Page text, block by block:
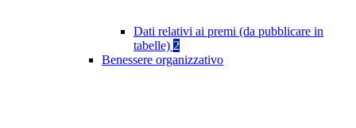
Dati relativi ai premi (da pubblicare in
tabelle) 2
Benessere organizzativo